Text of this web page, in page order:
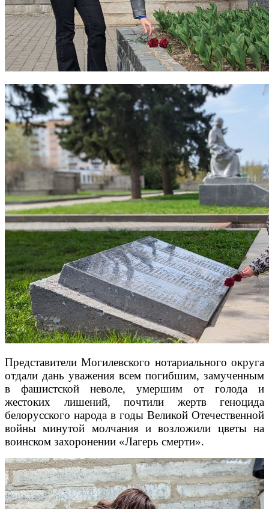
Представители Могилевского нотариального округа
отдали дань уважения всем погибшим, замученным
в фашистской неволе, умершим от голода и
жестоких лишений, почтили жертв геноцида
белорусского народа в годы Великой Отечественной
войны минутой молчания и возложили цветы на
воинском захоронении «Лагерь смерти».